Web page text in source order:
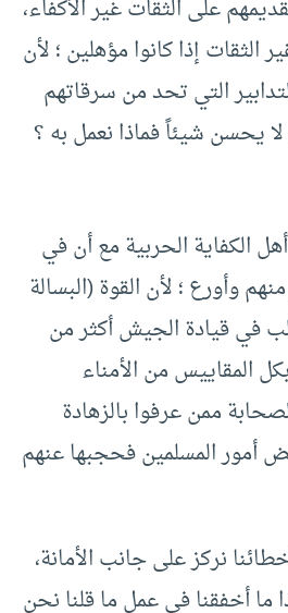
على الثقات غير الأكفاء،
الثقات إذا كانوا مؤهلين ؛ لأن
التي تحد من سرقاتهم
يحسن شيئاً فماذا نعمل به ؟
الكفاية الحربية مع أن في
وأورع ؛ لأن القوة (البسالة
في قيادة الجيش أكثر من
بكل المقاييس من الأمناء
ممن عرفوا بالزهادة
أمور المسلمين فحجبها عنهم
نركز على جانب الأمانة،
ما أخفقنا في عمل ما قلنا نحن